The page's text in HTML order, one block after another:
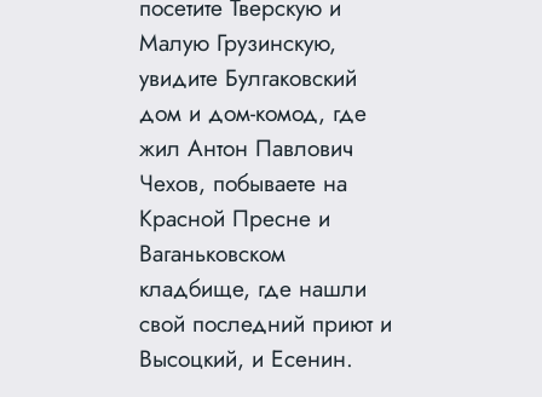
посетите Тверскую и
Малую Грузинскую,
увидите Булгаковский
дом и дом-комод, где
жил Антон Павлович
Чехов, побываете на
Красной Пресне и
Ваганьковском
кладбище, где нашли
свой последний приют и
Высоцкий, и Есенин.